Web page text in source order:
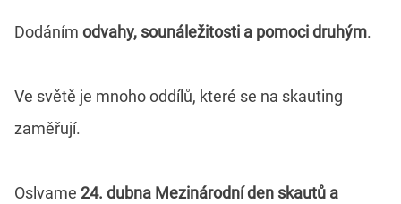
Dodáním odvahy, sounáležitosti a pomoci druhým.
Ve světě je mnoho oddílů, které se na skauting
zaměřují.
Oslvame 24. dubna Mezinárodní den skautů a